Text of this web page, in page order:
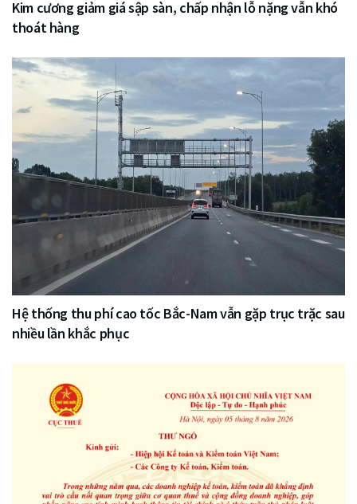
Kim cương giảm giá sập sàn, chấp nhận lỗ nặng vẫn khó
thoát hàng
Hệ thống thu phí cao tốc Bắc-Nam vẫn gặp trục trặc sau
nhiều lần khắc phục